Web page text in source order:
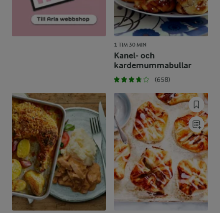
1 TIM 30 MIN
Kanel- och
kardemummabullar
(658)